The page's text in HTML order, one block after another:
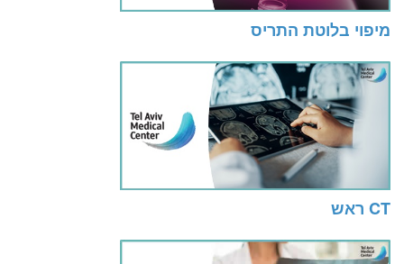
מיפוי בלוטת התריס
CT ראש